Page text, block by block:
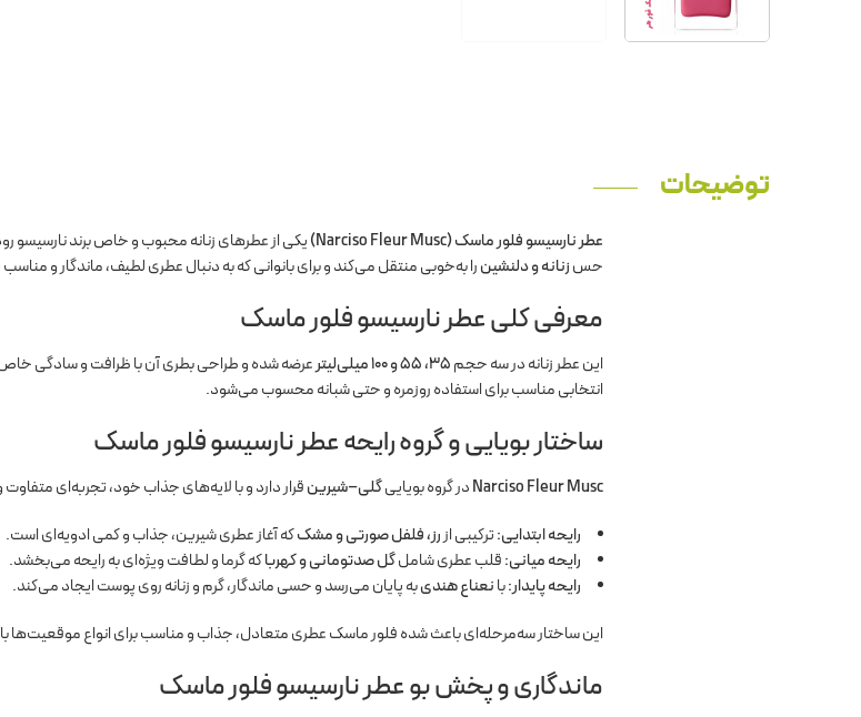
توضیحات
عطر نارسیسو فلور ماسک (Narciso Fleur Musc) یکی از عطرهای زنانه محبوب و خاص برند نارسیسو
حسزنانه و دلنشینرا به‌خوبی منتقل می‌کند و برای بانوانی که به دنبال عطری لطیف، ماندگار و
معرفی کلی عطر نارسیسو فلور ماسک
این عطر زنانه در سه حجم۳۵، ۵۵ و ۱۰۰ میلی‌لیتر
عرضه شده و طراحی بطری آن با ظرافت و سادگی
انتخابی مناسب برای استفاده روزمره و حتی شبانه محسوب می‌شود.
ساختار بویایی و گروه رایحه عطر نارسیسو فلور ماسک
Narciso Fleur Muscدر گروه بویاییگلی–شیرینقرار دارد و با لایه‌های جذاب خود، تجربه‌ای متفاوت
رایحه ابتدایی:ترکیبی ازرز، فلفل صورتی و مشککه آغاز عطری شیرین، جذاب و کمی ادویه‌ای است.
رایحه میانی:قلب عطری شاملگل صدتومانی و کهرباکه گرما و لطافت ویژه‌ای به رایحه می‌بخشد.
رایحه پایدار:بانعناع هندیبه پایان می‌رسد و حسی ماندگار، گرم و زنانه روی پوست ایجاد می‌کند.
این ساختار سه‌مرحله‌ای باعث شده فلور ماسک عطری متعادل، جذاب و مناسب برای انواع موقعیت‌ها
ماندگاری و پخش بو عطر نارسیسو فلور ماسک